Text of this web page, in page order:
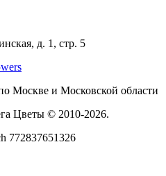
д. 1, стр. 5
Москве и Московской области
Цветы © 2010-2026.
772837651326